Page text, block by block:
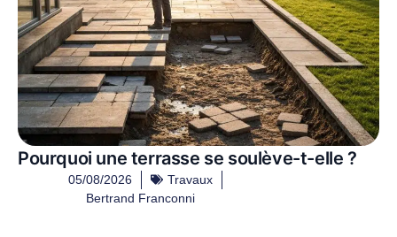
Pourquoi une terrasse se soulève-t-elle ?
05/08/2026
Travaux
Bertrand Franconni